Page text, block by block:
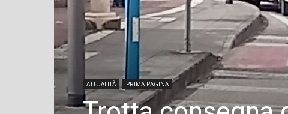
ATTUALITÀ PRIMA PAGINA